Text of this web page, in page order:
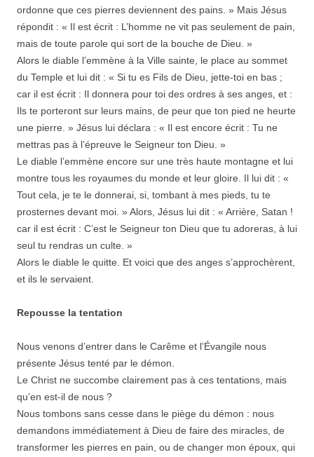
ordonne que ces pierres deviennent des pains. » Mais Jésus
répondit : « Il est écrit : L’homme ne vit pas seulement de pain,
mais de toute parole qui sort de la bouche de Dieu. »
Alors le diable l’emmène à la Ville sainte, le place au sommet
du Temple et lui dit : « Si tu es Fils de Dieu, jette-toi en bas ;
car il est écrit : Il donnera pour toi des ordres à ses anges, et :
Ils te porteront sur leurs mains, de peur que ton pied ne heurte
une pierre. » Jésus lui déclara : « Il est encore écrit : Tu ne
mettras pas à l’épreuve le Seigneur ton Dieu. »
Le diable l’emmène encore sur une très haute montagne et lui
montre tous les royaumes du monde et leur gloire. Il lui dit : «
Tout cela, je te le donnerai, si, tombant à mes pieds, tu te
prosternes devant moi. » Alors, Jésus lui dit : « Arrière, Satan !
car il est écrit : C’est le Seigneur ton Dieu que tu adoreras, à lui
seul tu rendras un culte. »
Alors le diable le quitte. Et voici que des anges s’approchèrent,
et ils le servaient.
Repousse la tentation
Nous venons d’entrer dans le Carême et l’Évangile nous
présente Jésus tenté par le démon.
Le Christ ne succombe clairement pas à ces tentations, mais
qu’en est-il de nous ?
Nous tombons sans cesse dans le piège du démon : nous
demandons immédiatement à Dieu de faire des miracles, de
transformer les pierres en pain, ou de changer mon époux, qui